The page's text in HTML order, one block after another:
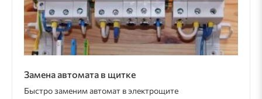
Замена автомата в щитке
Быстро заменим автомат в электрощите